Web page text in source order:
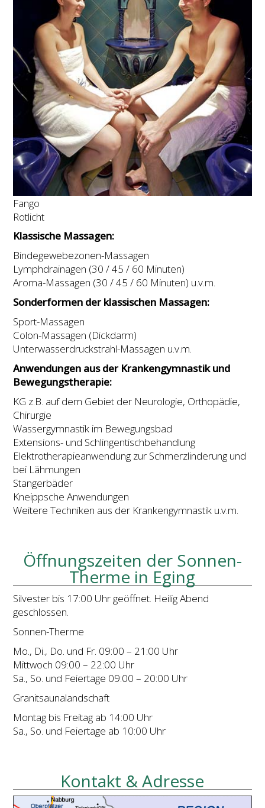
Fango
Rotlicht
Klassische Massagen:
Bindegewebezonen-Massagen
Lymphdrainagen (30 / 45 / 60 Minuten)
Aroma-Massagen (30 / 45 / 60 Minuten) u.v.m.
Sonderformen der klassischen Massagen:
Sport-Massagen
Colon-Massagen (Dickdarm)
Unterwasserdruckstrahl-Massagen u.v.m.
Anwendungen aus der Krankengymnastik und
Bewegungstherapie:
KG z.B. auf dem Gebiet der Neurologie, Orthopädie,
Chirurgie
Wassergymnastik im Bewegungsbad
Extensions- und Schlingentischbehandlung
Elektrotherapieanwendung zur Schmerzlinderung und
bei Lähmungen
Stangerbäder
Kneippsche Anwendungen
Weitere Techniken aus der Krankengymnastik u.v.m.
Öffnungszeiten der Sonnen-
Therme in Eging
Silvester bis 17:00 Uhr geöffnet. Heilig Abend
geschlossen.
Sonnen-Therme
Mo., Di., Do. und Fr. 09:00 – 21:00 Uhr
Mittwoch 09:00 – 22:00 Uhr
Sa., So. und Feiertage 09:00 – 20:00 Uhr
Granitsaunalandschaft
Montag bis Freitag ab 14:00 Uhr
Sa., So. und Feiertage ab 10:00 Uhr
Kontakt & Adresse